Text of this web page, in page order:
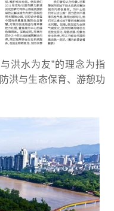
洪水为友”的理念为指
洪与生态保育、游憩功